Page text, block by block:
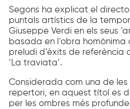
Segons ha explicat el
puntals artístics de la
Giuseppe Verdi en els seus
basada en l’obra homònima
preludi d’èxits de referència
‘La traviata’.
Considerada com una de
repertori, en aquest títol es
per les ombres més